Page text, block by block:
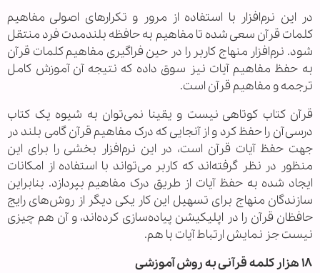
در این نرم‌افزار با استفاده از مرور و تکرار‌های اصولی مفاهیم
کلمات قرآن سعی شده تا مفاهیم به حافظه بلندمدت فرد منتقل
شود. نرم‌افزار منهاج کاربر را در حین فراگیری مفاهیم کلمات قرآن
به حفظ مفاهیم آیات نیز سوق داده که نتیجه آن آموزش کامل
ترجمه و مفاهیم قرآن است.
قرآن کتاب کوتاهی نیست و یقینا نمی‌توان به شیوه یک کتاب
درسی آن را حفظ کرد و از آنجایی که درک مفاهیم قرآن گامی بلند در
جهت حفظ آیات قرآن است، در این نرم‌افزار بخشی را برای این
منظور در نظر گرفته‌اند که کاربر می‌تواند با استفاده از امکانات
ایجاد شده به حفظ آیات از طریق درک مفاهیم بپردازد. بنابراین
سازندگان منهاج برای تسهیل این کار یکی دیگر از روش‌های‌ رایج
حافظان قرآن را در اپلیکیشن پیاده‌سازی کرده‌اند، و آن هم چیزی
نیست جز نمایش ارتباط آیات با هم.
۱۸ هزار کلمه قرآنی به روش آموزشی